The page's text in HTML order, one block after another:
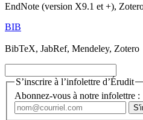
EndNote (version X9.1 et +),
BIB
BibTeX, JabRef, Mendeley, Zotero
S’inscrire à l’infolettre d’Érudit
Abonnez-vous à notre infolettre :